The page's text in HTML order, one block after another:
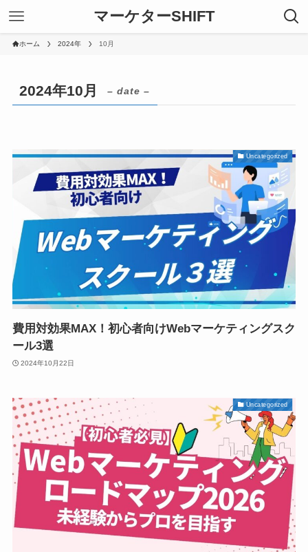
マーケターSHIFT
ホーム 2024年 10月
2024年10月 – date –
Uncategorized
費用対効果MAX！初心者向けWebマーケティングスク
ール3選
2024年10月22日
Uncategorized